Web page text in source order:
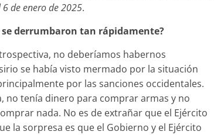
6 de enero de 2025.
se derrumbaron tan rápidamente?
no deberíamos habernos
se había visto mermado por la situación
por las sanciones occidentales.
no tenía dinero para comprar armas y no
nada. No es de extrañar que el Ejército
la sorpresa es que el Gobierno y el Ejército